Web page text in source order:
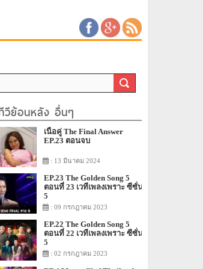
วีย้อนหลัง อื่นๆ
เนื้อคู่ The Final Answer
EP.23 ตอนจบ
: 13 มีนาคม 2024
EP.23 The Golden Song 5
ตอนที่ 23 เวทีเพลงเพราะ ซีซั่น
5
: 09 กรกฎาคม 2023
EP.22 The Golden Song 5
ตอนที่ 22 เวทีเพลงเพราะ ซีซั่น
5
: 02 กรกฎาคม 2023